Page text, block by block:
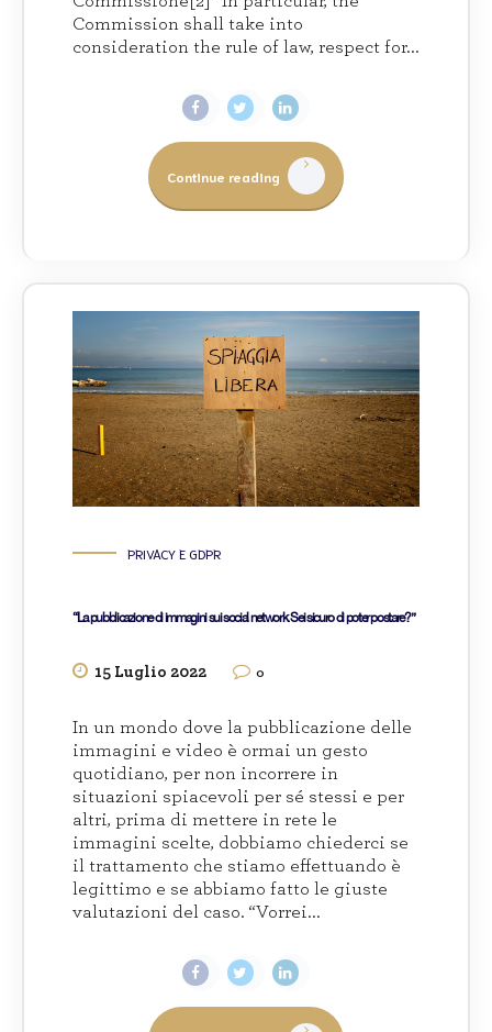
Commission shall take into
consideration the rule of law, respect for...
Continue reading
PRIVACY E GDPR
“La pubblicazione di immagini sui social network. Sei sicuro di poter postare?”
15 Luglio 2022 0
In un mondo dove la pubblicazione delle
immagini e video è ormai un gesto
quotidiano, per non incorrere in
situazioni spiacevoli per sé stessi e per
altri, prima di mettere in rete le
immagini scelte, dobbiamo chiederci se
il trattamento che stiamo effettuando è
legittimo e se abbiamo fatto le giuste
valutazioni del caso. “Vorrei...